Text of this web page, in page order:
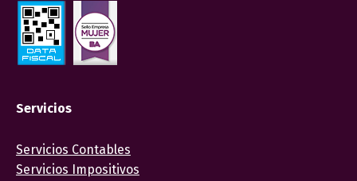
Servicios
Servicios Contables
Servicios Impositivos